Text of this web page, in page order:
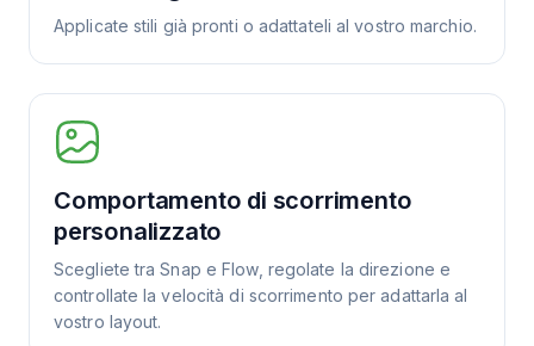
Applicate stili già pronti o adattateli al vostro marchio.
Comportamento di scorrimento
personalizzato
Scegliete tra Snap e Flow, regolate la direzione e
controllate la velocità di scorrimento per adattarla al
vostro layout.